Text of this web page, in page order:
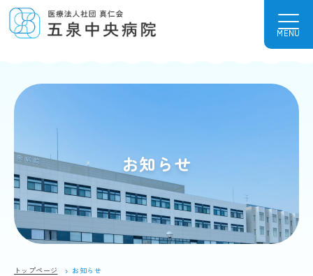
MENU
お知らせ
トップページ お知らせ